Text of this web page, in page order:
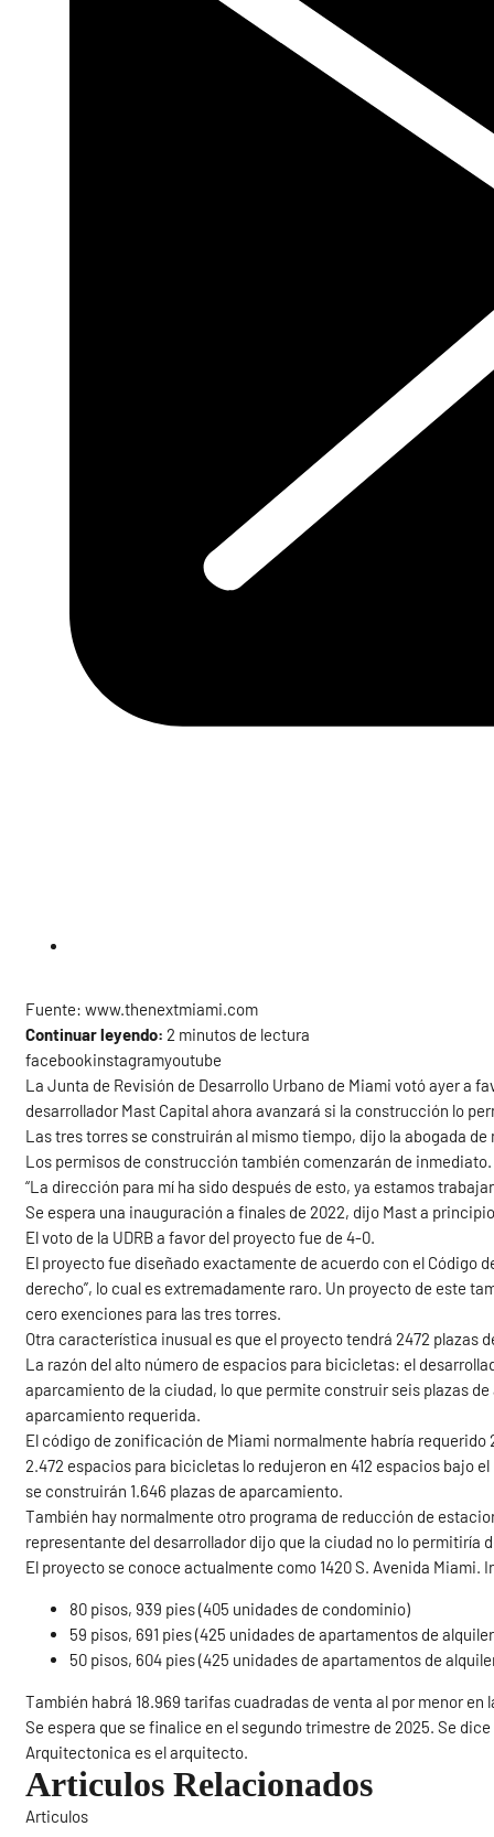
Fuente: www.thenextmiami.com
Continuar leyendo: 2 minutos de lectura
facebookinstagramyoutube
La Junta de Revisión de Desarrollo Urbano de Miami votó ayer a
desarrollador Mast Capital ahora avanzará si la construcción lo
Las tres torres se construirán al mismo tiempo, dijo la abogada
Los permisos de construcción también comenzarán de inmediato.
“La dirección para mí ha sido después de esto, ya estamos
Se espera una inauguración a finales de 2022, dijo Mast a
El voto de la UDRB a favor del proyecto fue de 4-0.
El proyecto fue diseñado exactamente de acuerdo con el Código
derecho”, lo cual es extremadamente raro. Un proyecto de este
cero exenciones para las tres torres.
Otra característica inusual es que el proyecto tendrá 2472 plazas
La razón del alto número de espacios para bicicletas: el
aparcamiento de la ciudad, lo que permite construir seis plazas
aparcamiento requerida.
El código de zonificación de Miami normalmente habría
2.472 espacios para bicicletas lo redujeron en 412 espacios bajo
se construirán 1.646 plazas de aparcamiento.
También hay normalmente otro programa de reducción de
representante del desarrollador dijo que la ciudad no lo
El proyecto se conoce actualmente como 1420 S. Avenida Miami.
80 pisos, 939 pies (405 unidades de condominio)
59 pisos, 691 pies (425 unidades de apartamentos de
50 pisos, 604 pies (425 unidades de apartamentos de
También habrá 18.969 tarifas cuadradas de venta al por menor en
Se espera que se finalice en el segundo trimestre de 2025. Se
Arquitectonica es el arquitecto.
Articulos Relacionados
Articulos